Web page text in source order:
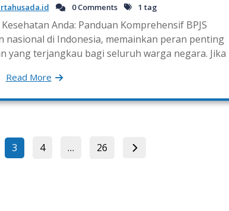
0 Comments 1 tag
Anda: Panduan Komprehensif BPJS
nasional di Indonesia, memainkan peran penting
yang terjangkau bagi seluruh warga negara. Jika
Read More
Posts
Page
3 Page
4 … Page
26